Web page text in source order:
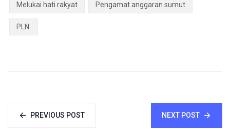
Melukai hati rakyat Pengamat anggaran sumut
PLN.
PREVIOUS POST NEXT POST